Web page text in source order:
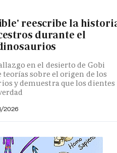
reescribe la
durante el
en el desierto de Gobi
teorías sobre el origen de los
y demuestra que los dientes
2026